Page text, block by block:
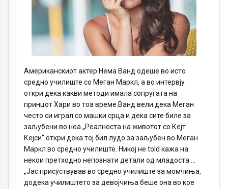
Американскиот актер Нема Ванд одеше во исто
средно училиште со Меган Маркл, а во интервју
откри дека какви методи имала сопругата на
принцот Хари во тоа време.Ванд вели дека Меган
често си играл со машки срца и дека сите биле за
заљубени во неа „Реалноста на животот со Кејт
Кејси“ откри дека тој бил лудо за заљубен во Меган
Маркл во средно училиште. Никој не told кажа на
некои претходно непознати детали од младоста …
„Јас присуствував во средно училиште за момчиња,
додека училиштето за девојчиња беше она во кое